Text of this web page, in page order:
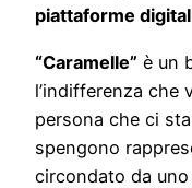
piattaforme
“Caramelle” è un
l’indifferenza che
persona che ci
spengono
circondato da uno